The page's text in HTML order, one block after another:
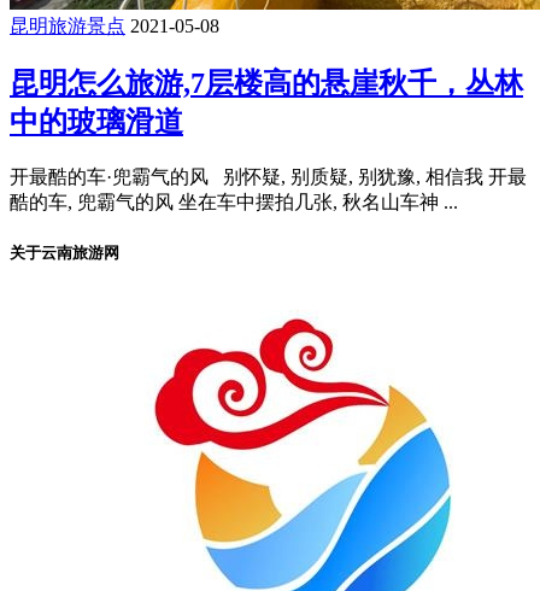
昆明旅游景点 2021-05-08
昆明怎么旅游,7层楼高的悬崖秋千，丛林
中的玻璃滑道
开最酷的车·兜霸气的风 别怀疑, 别质疑, 别犹豫, 相信我 开最
酷的车, 兜霸气的风 坐在车中摆拍几张, 秋名山车神 ...
关于云南旅游网